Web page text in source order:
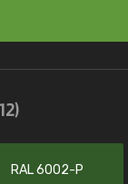
RAL 6002-P